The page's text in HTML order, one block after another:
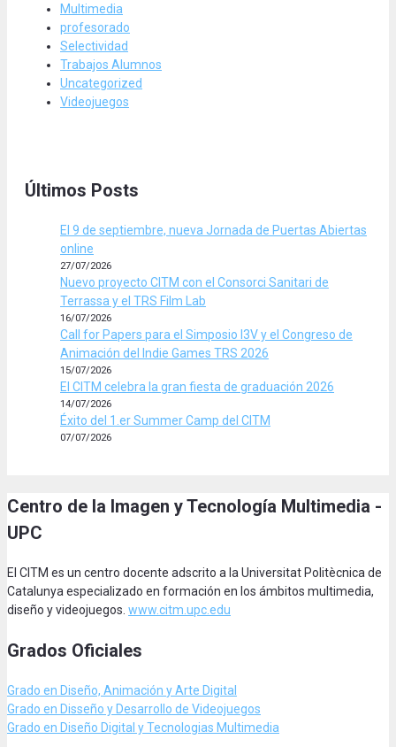
Multimedia
profesorado
Selectividad
Trabajos Alumnos
Uncategorized
Videojuegos
Últimos Posts
El 9 de septiembre, nueva Jornada de Puertas Abiertas
online
27/07/2026
Nuevo proyecto CITM con el Consorci Sanitari de
Terrassa y el TRS Film Lab
16/07/2026
Call for Papers para el Simposio I3V y el Congreso de
Animación del Indie Games TRS 2026
15/07/2026
El CITM celebra la gran fiesta de graduación 2026
14/07/2026
Éxito del 1.er Summer Camp del CITM
07/07/2026
Centro de la Imagen y Tecnología Multimedia -
UPC
El CITM es un centro docente adscrito a la Universitat Politècnica de
Catalunya especializado en formación en los ámbitos multimedia,
diseño y videojuegos. www.citm.upc.edu
Grados Oficiales
Grado en Diseño, Animación y Arte Digital
Grado en Disseño y Desarrollo de Videojuegos
Grado en Diseño Digital y Tecnologias Multimedia